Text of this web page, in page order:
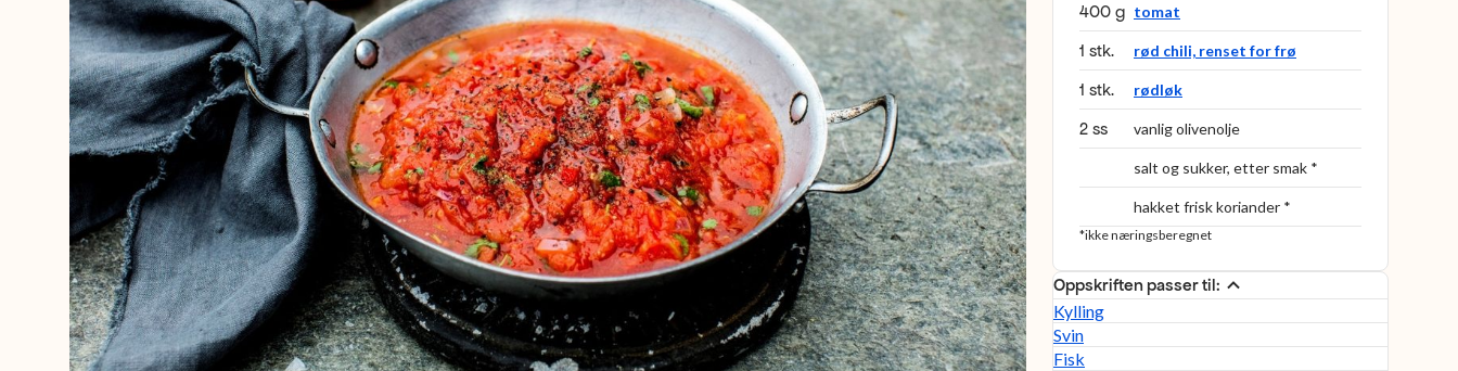
400 g tomat
1 stk. rød chili, renset for frø
1 stk. rødløk
2 ss vanlig olivenolje
salt og sukker, etter smak *
hakket frisk koriander *
*ikke næringsberegnet
Oppskriften passer til:
Kylling
Svin
Fisk